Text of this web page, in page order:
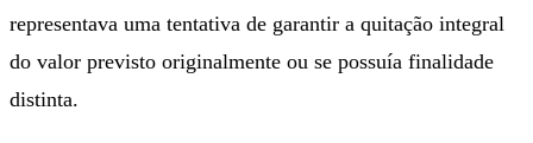
representava uma tentativa de garantir a quitação integral
do valor previsto originalmente ou se possuía finalidade
distinta.